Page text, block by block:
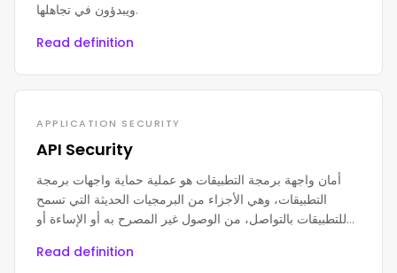
ويبدؤون في تجاهلها.
Read definition
APPLICATION SECURITY
API Security
أمان واجهة برمجة التطبيقات هو عملية حماية واجهات برمجة
التطبيقات، وهي الأجزاء من البرمجيات الحديثة التي تسمح
للتطبيقات بالتواصل، من الوصول غير المصرح به أو الإساءة أو
Read definition